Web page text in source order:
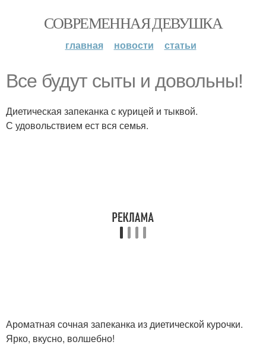
СОВРЕМЕННАЯ ДЕВУШКА
главная новости статьи
Все будут сыты и довольны!
Диетическая запеканка с курицей и тыквой.
С удовольствием ест вся семья.
Ароматная сочная запеканка из диетической курочки.
Ярко, вкусно, волшебно!